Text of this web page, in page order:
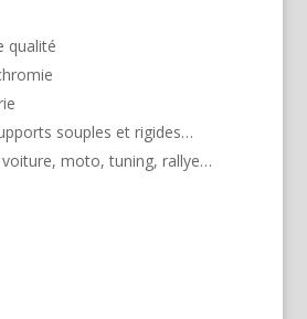
qualité
souples et rigides…
moto, tuning, rallye…